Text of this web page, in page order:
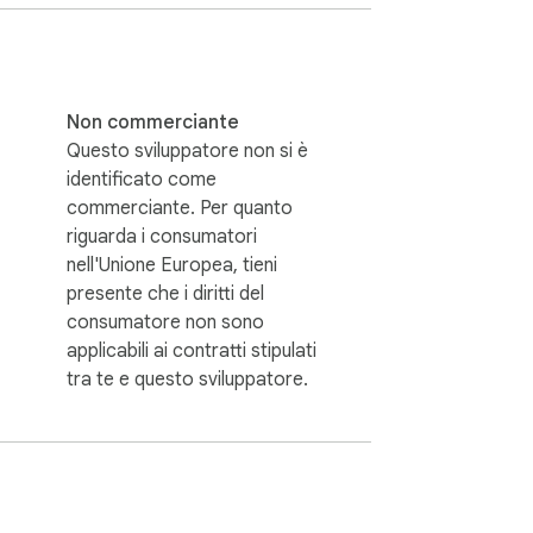
ed esteticamente piacevole.
scura è l'effetto "negativo fotografico"
naturale e i video riprodotti
alle applicazioni web complesse e
dispone di una modalità scura nativa,
occhi a lungo termine. Passando a un
navigazione notturna molto più
Non commerciante
Questo sviluppatore non si è
identificato come
commerciante. Per quanto
riguarda i consumatori
nell'Unione Europea, tieni
presente che i diritti del
consumatore non sono
applicabili ai contratti stipulati
tra te e questo sviluppatore.